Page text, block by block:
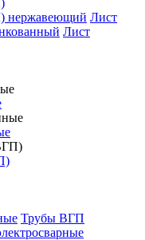
нержавеющий Лист
Лист
Трубы ВГП